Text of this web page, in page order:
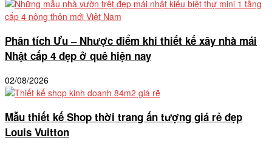
Phân tích Ưu – Nhược điểm khi thiết kế xây nhà mái
Nhật cấp 4 đẹp ở quê hiện nay
02/08/2026
Mẫu thiết kế Shop thời trang ấn tượng giá rẻ đẹp
Louis Vuitton